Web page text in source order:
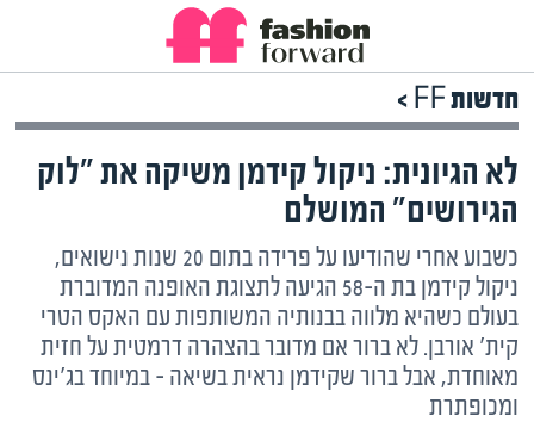
חדשות FF >
לא הגיונית: ניקול קידמן משיקה את "לוק
הגירושים" המושלם
כשבוע אחרי שהודיעו על פרידה בתום 20 שנות נישואים,
ניקול קידמן בת ה-58 הגיעה לתצוגת האופנה המדוברת
בעולם כשהיא מלווה בבנותיה המשותפות עם האקס הטרי
קית' אורבן. לא ברור אם מדובר בהצהרה דרמטית על חזית
מאוחדת, אבל ברור שקידמן נראית בשיאה – במיוחד בג'ינס
ומכופתרת